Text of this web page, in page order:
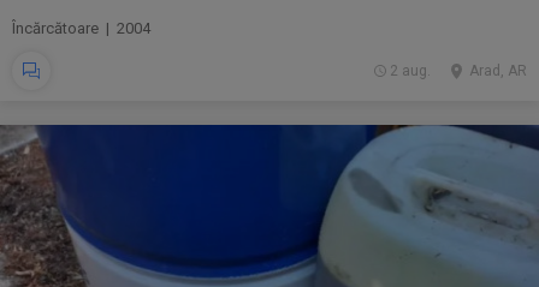
Încărcătoare | 2004
Arad, AR
2 aug.